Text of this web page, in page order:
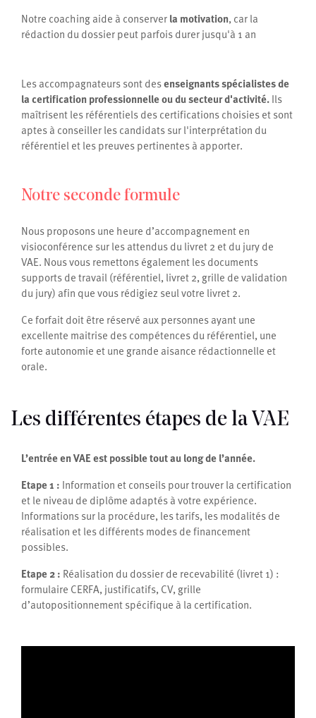
Notre coaching aide à conserverla motivation, car la
rédaction du dossier peut parfois durer jusqu'à 1 an
Les accompagnateurs sont desenseignants spécialistes de
la certification professionnelle ou du secteur d'activité.Ils
maîtrisent les référentiels des certifications choisies et sont
aptes à conseiller les candidats sur l'interprétation du
référentiel et les preuves pertinentes à apporter.
Notre seconde formule
Nous proposons une heure d’accompagnement en
visioconférence sur les attendus du livret 2 et du jury de
VAE. Nous vous remettons également les documents
supports de travail (référentiel, livret 2, grille de validation
du jury) afin que vous rédigiez seul votre livret 2.
Ce forfait doit être réservé aux personnes ayant une
excellente maitrise des compétences du référentiel, une
forte autonomie et une grande aisance rédactionnelle et
orale.
Les différentes étapes de la VAE
L’entrée en VAE est possible tout au long de l’année.
Etape 1 : Information et conseils pour trouver la certification
et le niveau de diplôme adaptés à votre expérience.
Informations sur la procédure, les tarifs, les modalités de
réalisation et les différents modes de financement
possibles.
Etape 2 : Réalisation du dossier de recevabilité (livret 1) :
formulaire CERFA, justificatifs, CV, grille
d’autopositionnement spécifique à la certification.